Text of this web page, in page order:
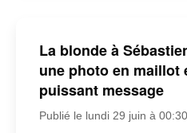
La blonde à
une photo en maillot
puissant message
Publié le lundi 29 juin à 00:30